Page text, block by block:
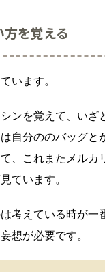
を覚える
います。
ンを覚えて、いざ
自分ののバッグと
、これまたメルカ
ています。
考えている時が一
想が必要です。